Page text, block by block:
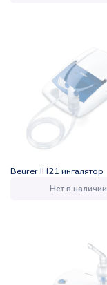
Beurer IH21 ингалятор
Нет в наличии